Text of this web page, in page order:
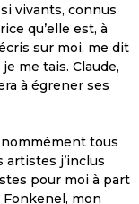
vivants, connus
qu’elle est, à
sur moi, me dit
me tais. Claude,
à égrener ses
tous
artistes j’inclus
pour moi à part
mon